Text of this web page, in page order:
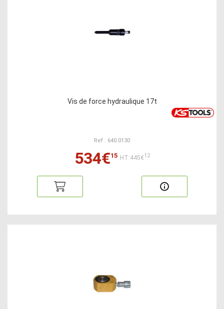
Vis de force hydraulique 17t
Ref : 640.0130
534€15 HT:445€12